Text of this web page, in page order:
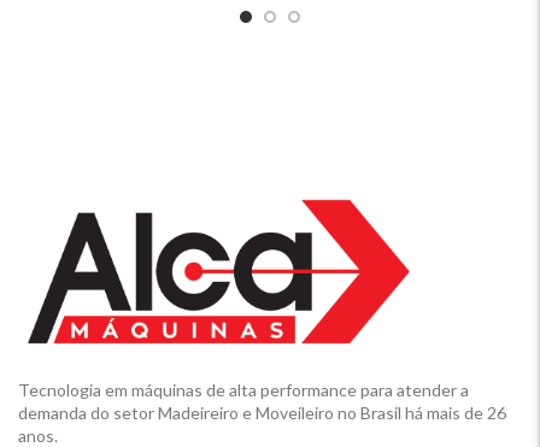
Tecnologia em máquinas de alta performance para atender a
demanda do setor Madeireiro e Moveileiro no Brasil há mais de 26
anos.